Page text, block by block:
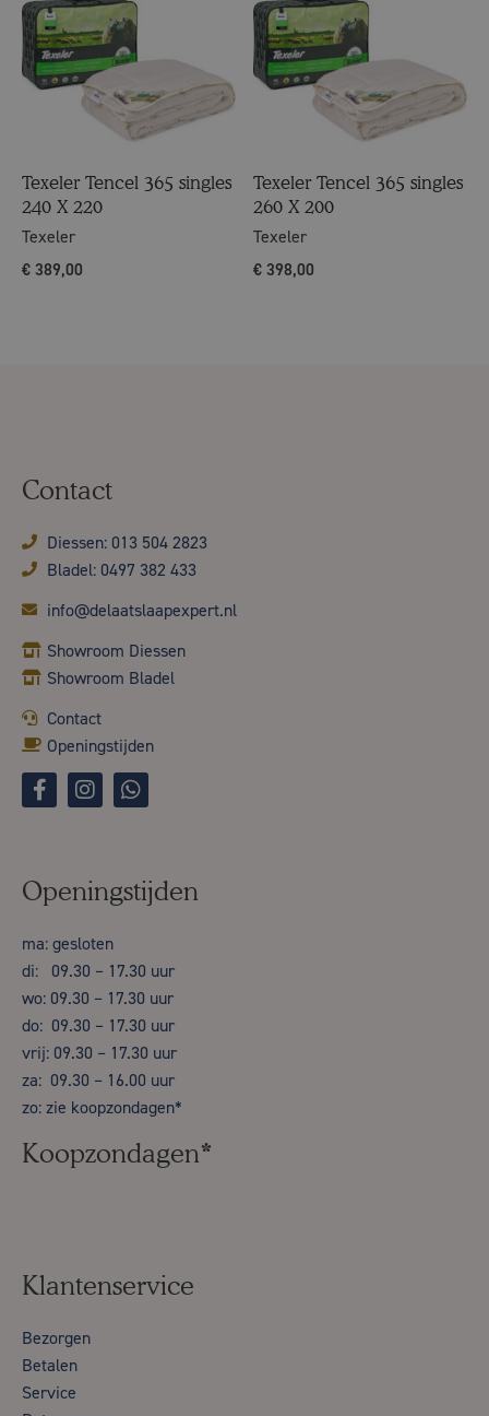
Texeler Tencel 365 singles
240 X 220
Texeler
€ 389,00
Texeler Tencel 365 singles
260 X 200
Texeler
€ 398,00
Contact
Diessen: 013 504 2823
Bladel: 0497 382 433
info@delaatslaapexpert.nl
Showroom Diessen
Showroom Bladel
Contact
Openingstijden
Openingstijden
ma: gesloten
di: 09.30 – 17.30 uur
wo: 09.30 – 17.30 uur
do: 09.30 – 17.30 uur
vrij: 09.30 – 17.30 uur
za: 09.30 – 16.00 uur
zo: zie koopzondagen*
Koopzondagen*
Klantenservice
Bezorgen
Betalen
Service